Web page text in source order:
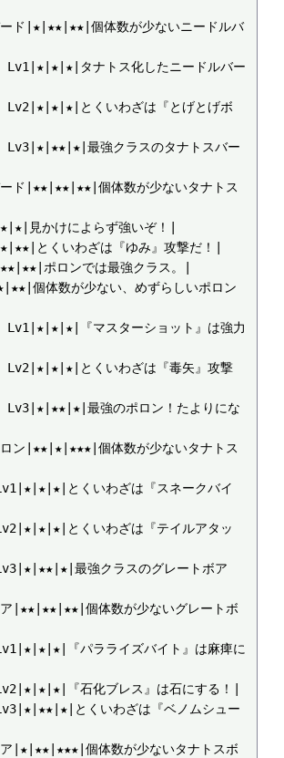
ード|★|★★|★★|個体数が少ないニードルバ
Lv1|★|★|★|タナトス化したニードルバー
Lv2|★|★|★|とくいわざは『とげとげボ
Lv3|★|★★|★|最強クラスのタナトスバー
ード|★★|★★|★★|個体数が少ないタナトス
見かけによらず強いぞ！|
とくいわざは『ゆみ』攻撃だ！|
ポロンでは最強クラス。|
個体数が少ない、めずらしいポロン
Lv1|★|★|★|『マスターショット』は強力
Lv2|★|★|★|とくいわざは『毒矢』攻撃
Lv3|★|★★|★|最強のポロン！たよりにな
ロン|★★|★|★★★|個体数が少ないタナトス
とくいわざは『スネークバイ
とくいわざは『テイルアタッ
最強クラスのグレートボア
ア|★★|★★|★★|個体数が少ないグレートボ
『パラライズバイト』は麻痺に
『石化ブレス』は石にする！|
とくいわざは『ベノムシュー
ア|★|★★|★★★|個体数が少ないタナトスボ